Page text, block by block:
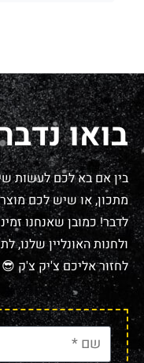
בואו
בין אם בא לכם לעשות
מתכון, או שיש לכם
לדבר! כמובן שאנחנו
ולחנות האונליין שלנו,
לחזור אליכם צ'יק צ'ק 😎